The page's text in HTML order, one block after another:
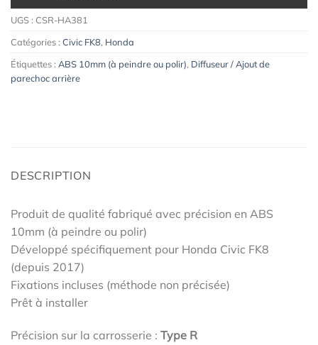
UGS : CSR-HA381
Catégories : Civic FK8, Honda
Étiquettes : ABS 10mm (à peindre ou polir), Diffuseur / Ajout de
parechoc arrière
DESCRIPTION
Produit de qualité fabriqué avec précision en ABS
10mm (à peindre ou polir)
Développé spécifiquement pour Honda Civic FK8
(depuis 2017)
Fixations incluses (méthode non précisée)
Prêt à installer
Précision sur la carrosserie : Type R